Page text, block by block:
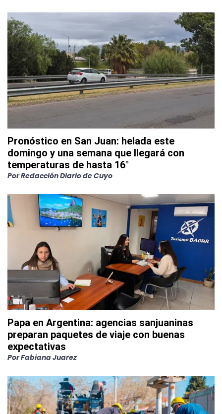
Pronóstico en San Juan: helada este
domingo y una semana que llegará con
temperaturas de hasta 16°
PorRedacción Diario de Cuyo
Papa en Argentina: agencias sanjuaninas
preparan paquetes de viaje con buenas
expectativas
PorFabiana Juarez